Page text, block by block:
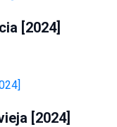
[2024]
[2024]